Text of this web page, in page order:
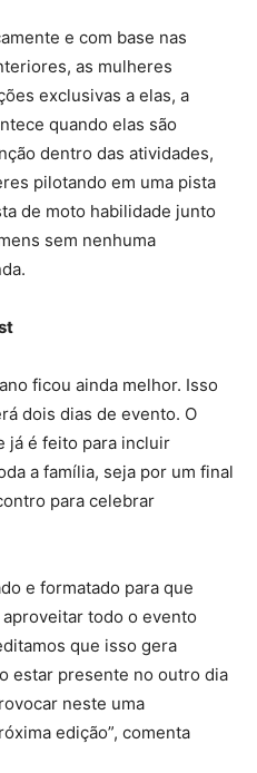
e com base nas
as mulheres
exclusivas a elas, a
quando elas são
dentro das atividades,
pilotando em uma pista
de moto habilidade junto
sem nenhuma
ficou ainda melhor. Isso
dois dias de evento. O
já é feito para incluir
a família, seja por um final
para celebrar
e formatado para que
todo o evento
que isso gera
estar presente no outro dia
neste uma
edição”, comenta